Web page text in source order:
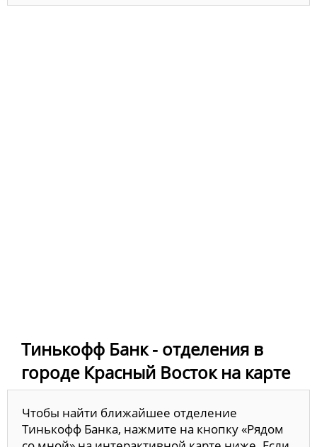
Тинькофф Банк - отделения в
городе Красный Восток на карте
Чтобы найти ближайшее отделение
Тинькофф Банка, нажмите на кнопку «Рядом